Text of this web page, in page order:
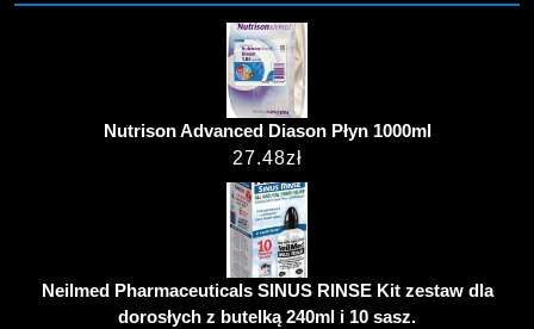
Nutrison Advanced Diason Płyn 1000ml
27.48zł
Neilmed Pharmaceuticals SINUS RINSE Kit zestaw dla
dorosłych z butelką 240ml i 10 sasz.